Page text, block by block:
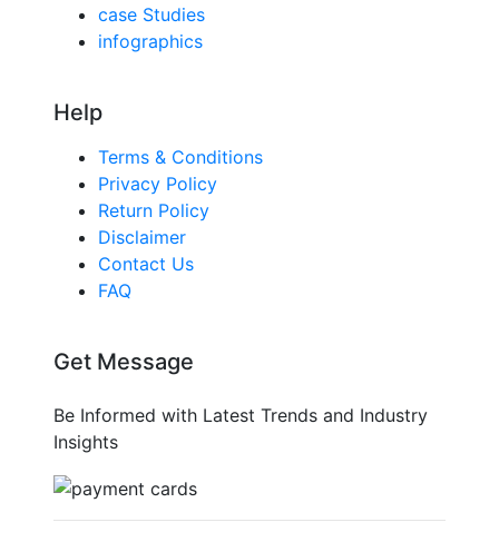
case Studies
infographics
Help
Terms & Conditions
Privacy Policy
Return Policy
Disclaimer
Contact Us
FAQ
Get Message
Be Informed with Latest Trends and Industry
Insights